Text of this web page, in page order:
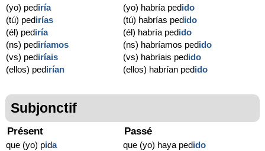
(yo) pediría
(tú) pedirías
(él) pediría
(ns) pediríamos
(vs) pediríais
(ellos) pedirían
(yo) habría pedido
(tú) habrías pedido
(él) habría pedido
(ns) habríamos pedido
(vs) habríais pedido
(ellos) habrían pedido
Subjonctif
Présent
que (yo) pida
Passé
que (yo) haya pedido